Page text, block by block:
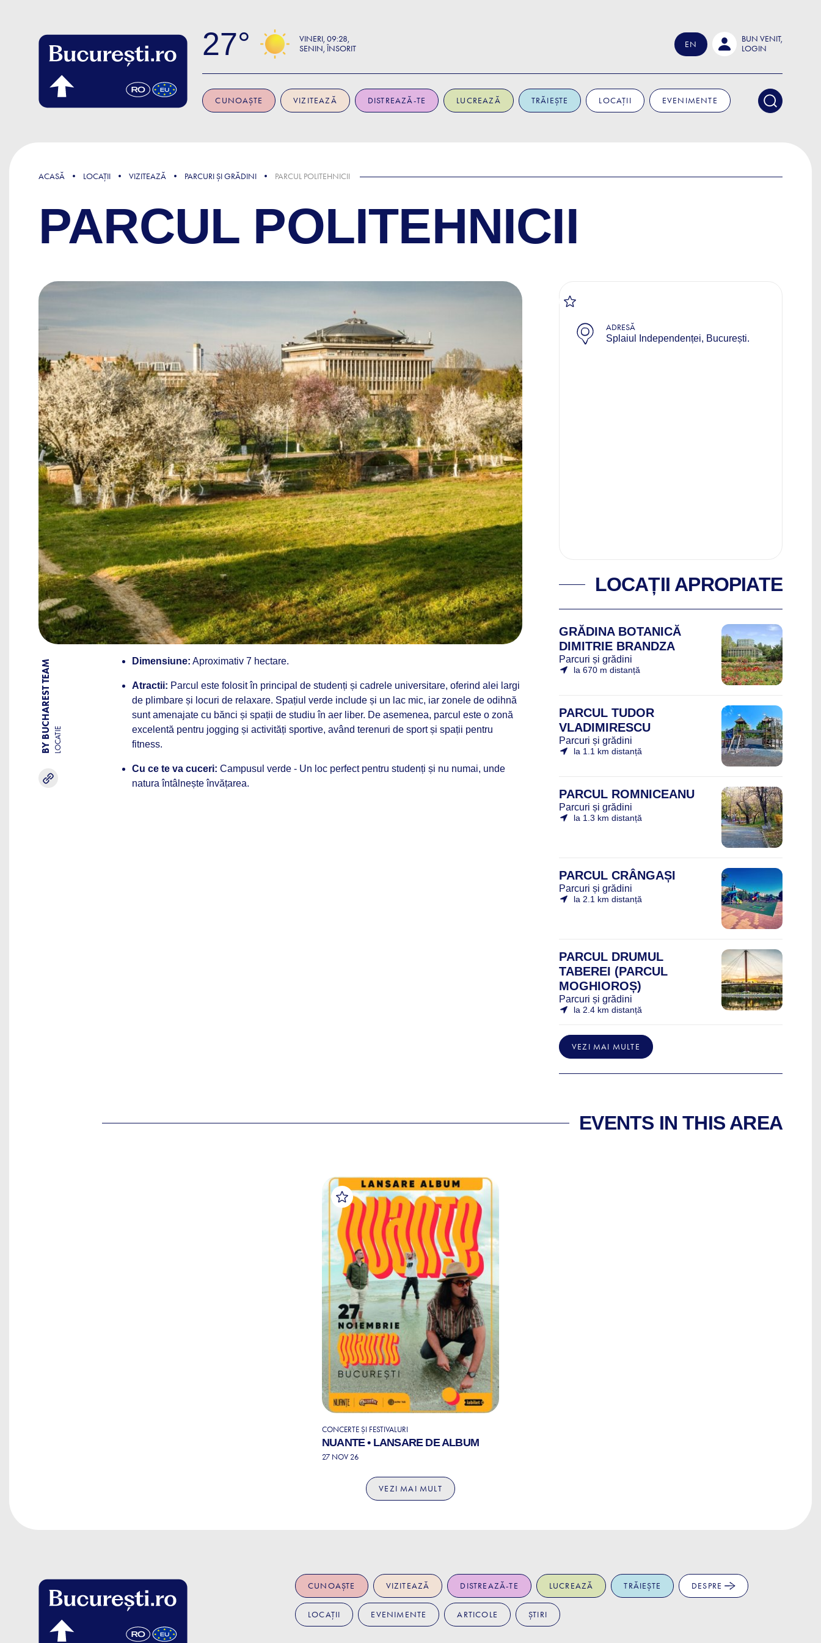
27 VINERI 09:28
SENIN, ÎNSORIT
EN
BUN VENIT,
LOGIN
CUNOAȘTE VIZITEAZĂ DISTREAZĂ-TE LUCREAZĂ TRĂIEȘTE LOCAȚII EVENIMENTE
ACASĂ LOCAȚII VIZITEAZĂ PARCURI ȘI GRĂDINI PARCUL POLITEHNICII
PARCUL POLITEHNICII
BY BUCHAREST TEAM LOCATIE
Dimensiune: Aproximativ 7 hectare.
Atractii: Parcul este folosit în principal de studenți și cadrele universitare, oferind alei largi
de plimbare și locuri de relaxare. Spațiul verde include și un lac mic, iar zonele de odihnă
sunt amenajate cu bănci și spații de studiu în aer liber. De asemenea, parcul este o zonă
excelentă pentru jogging și activități sportive, având terenuri de sport și spații pentru
fitness.
Cu ce te va cuceri: Campusul verde - Un loc perfect pentru studenți și nu numai, unde
natura întâlnește învățarea.
ADRESĂ
Splaiul Independenței, București.
LOCAȚII APROPIATE
GRĂDINA BOTANICĂ
DIMITRIE BRANDZA
Parcuri și grădini
la 670 m distanță
PARCUL TUDOR
VLADIMIRESCU
Parcuri și grădini
la 1.1 km distanță
PARCUL ROMNICEANU
Parcuri și grădini
la 1.3 km distanță
PARCUL CRÂNGAȘI
Parcuri și grădini
la 2.1 km distanță
PARCUL DRUMUL
TABEREI (PARCUL
MOGHIOROȘ)
Parcuri și grădini
la 2.4 km distanță
VEZI MAI MULTE
EVENTS IN THIS AREA
CONCERTE ȘI FESTIVALURI
NUANTE • LANSARE DE ALBUM
27 NOV 26
VEZI MAI MULT
CUNOAȘTE VIZITEAZĂ DISTREAZĂ-TE LUCREAZĂ TRĂIEȘTE DESPRE
LOCAȚII EVENIMENTE ARTICOLE ȘTIRI